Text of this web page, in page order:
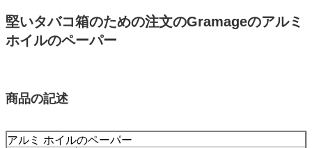
堅いタバコ箱のための注文のGramageのアルミ
ホイルのペーパー
商品の記述
アルミ ホイルのペーパー